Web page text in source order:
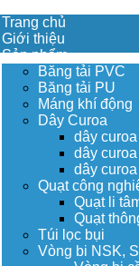
Trang chủ
Giới thiệu
Sản phẩm
Băng tải PVC
Băng tải PU
Máng khí động
Dây Curoa
dây
dây
dây
Quạt công
Quạt li
Quạt
Túi lọc bụi
Vòng bi NSK,